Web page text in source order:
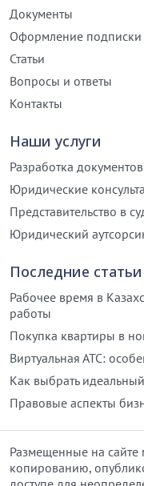
Документы
Оформление подписки
Статьи
Вопросы и ответы
Контакты
Наши услуги
Разработка документов
Юридические
Представительство в
Юридический
Последние статьи
Рабочее время в
работы
Покупка квартиры в
Виртуальная АТС:
Как выбрать
Правовые аспекты
Размещенные на
копированию,